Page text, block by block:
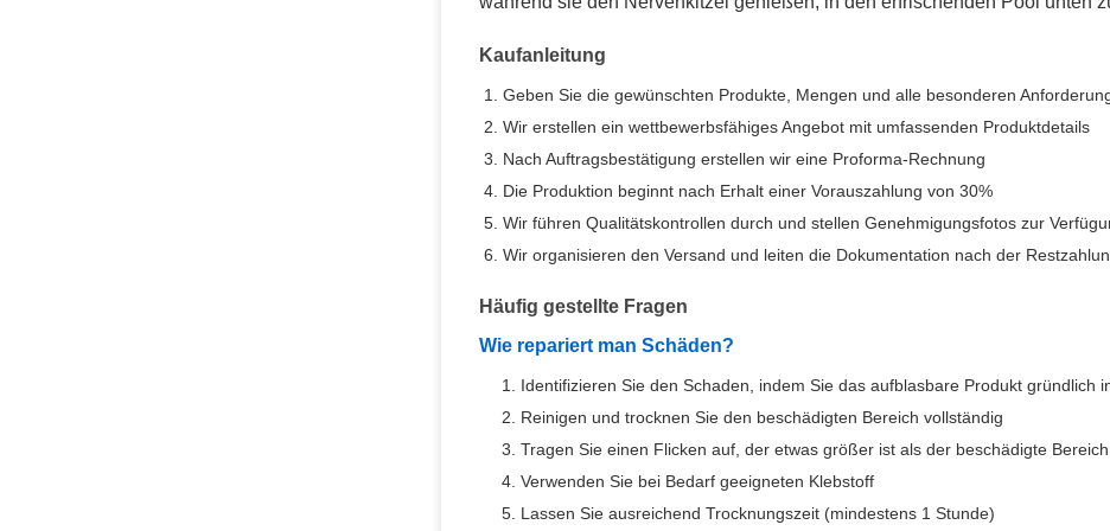
Kaufanleitung
Geben Sie die gewünschten Produkte, Mengen und alle besonderen
Wir erstellen ein wettbewerbsfähiges Angebot mit umfassenden Produktdetails
Nach Auftragsbestätigung erstellen wir eine Proforma-Rechnung
Die Produktion beginnt nach Erhalt einer Vorauszahlung von 30%
Wir führen Qualitätskontrollen durch und stellen Genehmigungsfotos zur
Wir organisieren den Versand und leiten die Dokumentation nach der
Häufig gestellte Fragen
Wie repariert man Schäden?
Identifizieren Sie den Schaden, indem Sie das aufblasbare Produkt gründlich
Reinigen und trocknen Sie den beschädigten Bereich vollständig
Tragen Sie einen Flicken auf, der etwas größer ist als der beschädigte Bereich
Verwenden Sie bei Bedarf geeigneten Klebstoff
Lassen Sie ausreichend Trocknungszeit (mindestens 1 Stunde)